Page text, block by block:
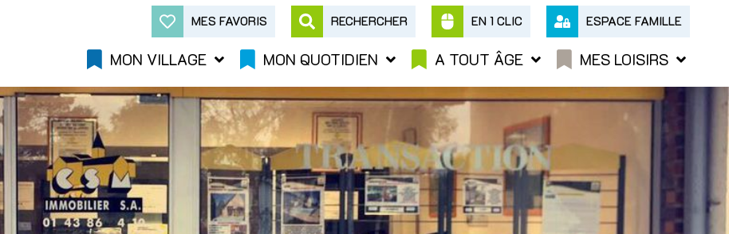
MES FAVORIS RECHERCHER EN 1 CLIC ESPACE FAMILLE
MON VILLAGE MON QUOTIDIEN A TOUT ÂGE MES LOISIRS